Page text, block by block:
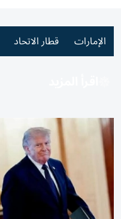
الإمارات قطار الاتحاد